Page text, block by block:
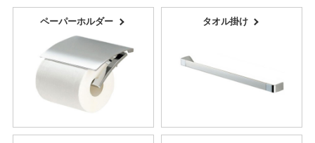
ペーパーホルダー タオル掛け